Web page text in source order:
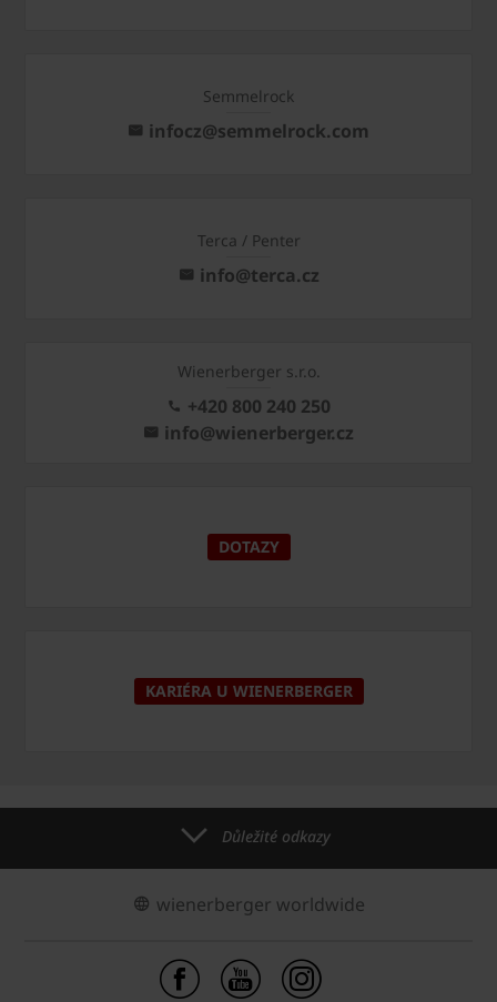
Semmelrock
infocz@semmelrock.com
Terca / Penter
info@terca.cz
Wienerberger s.r.o.
+420 800 240 250
info@wienerberger.cz
DOTAZY
KARIÉRA U WIENERBERGER
Důležité odkazy
wienerberger worldwide